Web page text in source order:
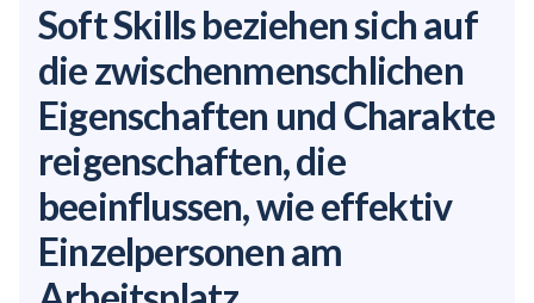
Soft Skills beziehen sich auf
diezwischenmenschlichen
Eigenschaften und Charakte
reigenschaften,die
beeinflussen, wie effektiv
Einzelpersonen am